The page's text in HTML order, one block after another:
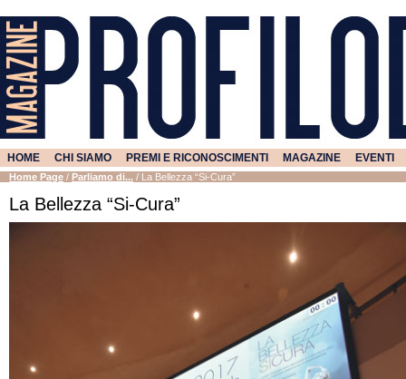
HOME CHI SIAMO PREMI E RICONOSCIMENTI MAGAZINE EVENTI
Home Page / Parliamo di... / La Bellezza “Si-Cura”
La Bellezza “Si-Cura”